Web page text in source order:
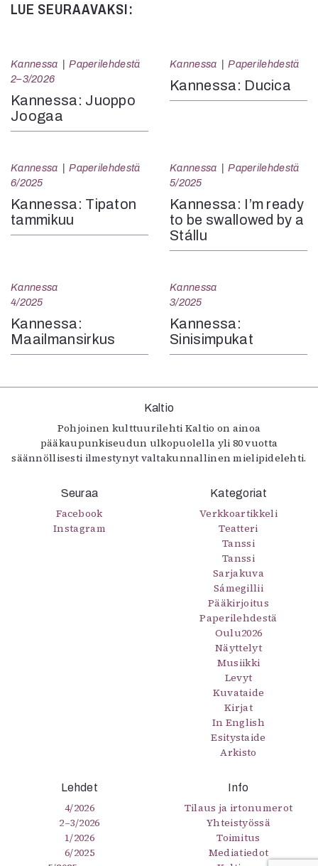
LUE SEURAAVAKSI:
Kannessa
Paperilehdestä
2–3/2026
Kannessa: Juoppo
Joogaa
Kannessa Paperilehdestä
Kannessa: Ducica
Kannessa
Paperilehdestä
6/2025
Kannessa: Tipaton
tammikuu
Kannessa
Paperilehdestä
5/2025
Kannessa: I’m ready
to be swallowed by a
Stállu
Kannessa
4/2025
Kannessa:
Maailmansirkus
Kannessa
3/2025
Kannessa:
Sinisimpukat
Kaltio
Pohjoinen kulttuurilehti Kaltio on ainoa
pääkaupunkiseudun ulkopuolella yli 80 vuotta
säännöllisesti ilmestynyt valtakunnallinen mielipidelehti.
Seuraa
Facebook
Instagram
Kategoriat
Verkkoartikkeli
Teatteri
Tanssi
Tanssi
Sarjakuva
Sámegillii
Pääkirjoitus
Paperilehdestä
Oulu2026
Näyttelyt
Musiikki
Levyt
Kuvataide
Kirjat
In English
Esitystaide
Arkisto
Lehdet
4/2026
2–3/2026
1/2026
6/2025
Info
Tilaus ja irtonumerot
Yhteistyössä
Toimitus
Mediatiedot